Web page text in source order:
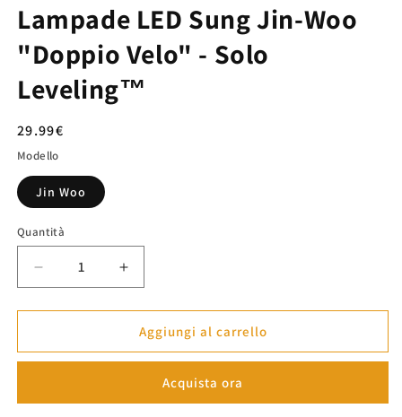
Lampade LED Sung Jin-Woo
"Doppio Velo" - Solo
Leveling™
Prezzo
di
listino
29.99€
Modello
Jin Woo
Quantità
Diminuisci
quantità
per
LED
Woo
Aumenta
quantità
per
Lampade
LED
Woo
Aggiungi al carrello
Acquista ora